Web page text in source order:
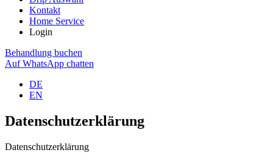
Kontakt
Home Service
Login
Behandlung buchen
Auf WhatsApp chatten
DE
EN
Datenschutzerklärung
Datenschutzerklärung